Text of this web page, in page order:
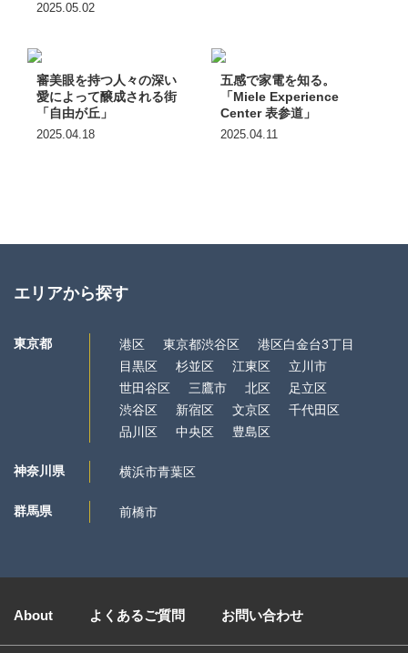
2025.05.02
審美眼を持つ人々の深い
愛によって醸成される街
「自由が丘」
2025.04.18
五感で家電を知る。
「Miele Experience
Center 表参道」
2025.04.11
エリアから探す
東京都 港区 東京都渋谷区
港区白金台3丁目
目黒区
杉並区 江東区
立川市
世田谷区
三鷹市 北区
足立区
渋谷区
新宿区 文京区
千代田区
品川区
中央区 豊島区
神奈川県 横浜市青葉区
群馬県 前橋市
About よくあるご質問 お問い合わせ